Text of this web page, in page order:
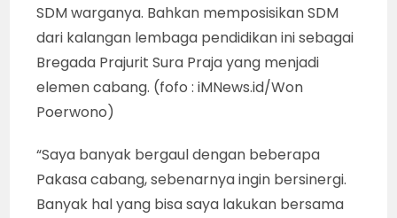
SDM warganya. Bahkan memposisikan SDM
dari kalangan lembaga pendidikan ini sebagai
Bregada Prajurit Sura Praja yang menjadi
elemen cabang. (fofo : iMNews.id/Won
Poerwono)
“Saya banyak bergaul dengan beberapa
Pakasa cabang, sebenarnya ingin bersinergi.
Banyak hal yang bisa saya lakukan bersama